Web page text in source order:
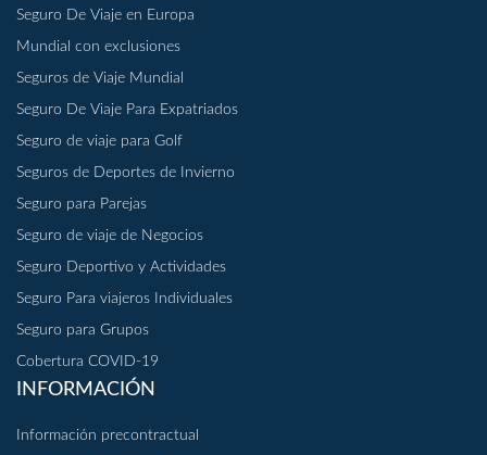
Seguro De Viaje en Europa
Mundial con exclusiones
Seguros de Viaje Mundial
Seguro De Viaje Para Expatriados
Seguro de viaje para Golf
Seguros de Deportes de Invierno
Seguro para Parejas
Seguro de viaje de Negocios
Seguro Deportivo y Actividades
Seguro Para viajeros Individuales
Seguro para Grupos
Cobertura COVID-19
INFORMACIÓN
Información precontractual